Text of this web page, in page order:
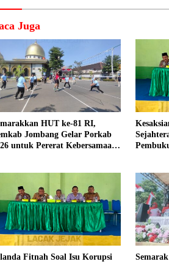
Juga
HUT ke-81 RI,
Jombang Gelar Porkab
untuk Pererat Kebersamaan
Fitnah Soal Isu Korupsi